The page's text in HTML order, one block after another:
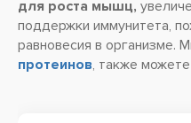
для роста мышц,
поддержки иммунитета,
равновесия в организме.
протеинов, также можете